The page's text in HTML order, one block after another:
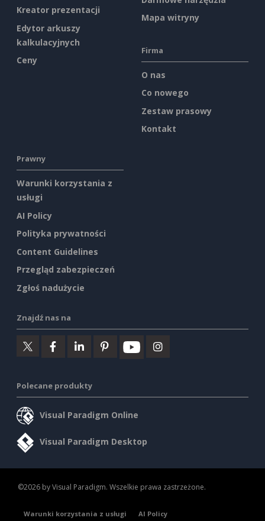
Kreator prezentacji
Edytor arkuszy
kalkulacyjnych
Ceny
Mapa witryny
Firma
O nas
Co nowego
Zestaw prasowy
Kontakt
Prawny
Warunki korzystania z
usługi
AI Policy
Polityka prywatności
Content Guidelines
Przegląd zabezpieczeń
Zgłoś nadużycie
Znajdź nas na
Polecane produkty
Visual Paradigm Online
Visual Paradigm Desktop
©2026 by Visual Paradigm. Wszelkie prawa zastrzeżone.
Warunki korzystania z usługi AI Policy